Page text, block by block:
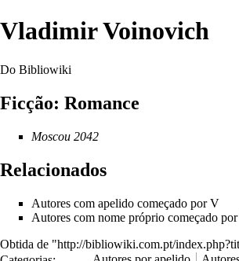
Vladimir Voinovich
Do Bibliowiki
Ficção: Romance
Moscou 2042
Relacionados
Autores com apelido começado por V
Autores com nome próprio começado
Obtida de "http://bibliowiki.com.pt/